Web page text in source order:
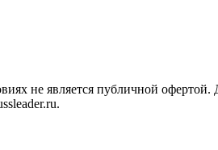
не является публичной